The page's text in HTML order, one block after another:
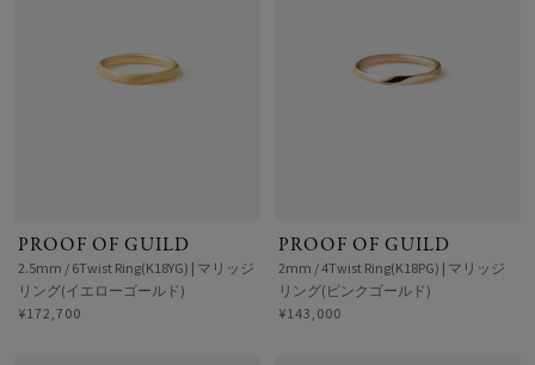
PROOF OF GUILD
2.5mm / 6Twist Ring(K18YG) | マリッジ
リング(イエローゴールド)
¥172,700
PROOF OF GUILD
2mm / 4Twist Ring(K18PG) | マリッジ
リング(ピンクゴールド)
¥143,000